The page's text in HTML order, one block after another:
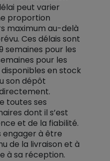
peut varier
proportion
maximum au-delà
Ces délais sont
semaines pour les
pour les
en stock
son dépôt
toutes ses
dont il s’est
et de la fiabilité.
engager à être
de la livraison et à
à sa réception.